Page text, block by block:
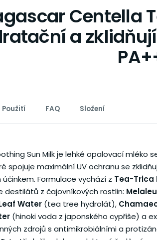
Centella
a
Použití FAQ Složení
Sun Milk je lehké opalovací mléko
spojuje maximální UV ochranu se
Formulace vychází z Tea-Trica
destilátů z čajovníkových rostlin:
Water (tea tree hydrolát),
(hinoki voda z japonského cypřiše) a
zdrojů s antimikrobiálními a